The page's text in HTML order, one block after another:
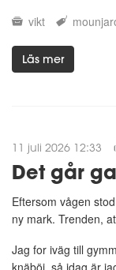
vikt
Läs mer
11 juli 2026 12:33
Det går
Eftersom vågen
ny mark. Trenden,
Jag for iväg till
knäböj, så idag är